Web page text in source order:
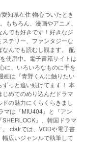
知県在住 物心ついたとき
もちろん、漫画やアニメ、
でも好きです！好きなジ
テリー、ファンタジーな
んでも読むし観ます。 配
使用中。電子書籍サイトは
に、いろいろなものに手を
画は『青野くんに触りたい
っと追い続けてます！ 本
めてのめり込んだドラマ
の魅力にくらくらきまし
マは『MIU404』と『アン
』、韓国ドラマ
ciatrでは、VODや電子書
広いジャンルで執筆して